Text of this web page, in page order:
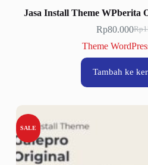
Jasa Install Theme WPberita
Rp
Rp80.000
saat
Theme
Tambah ke
SALE